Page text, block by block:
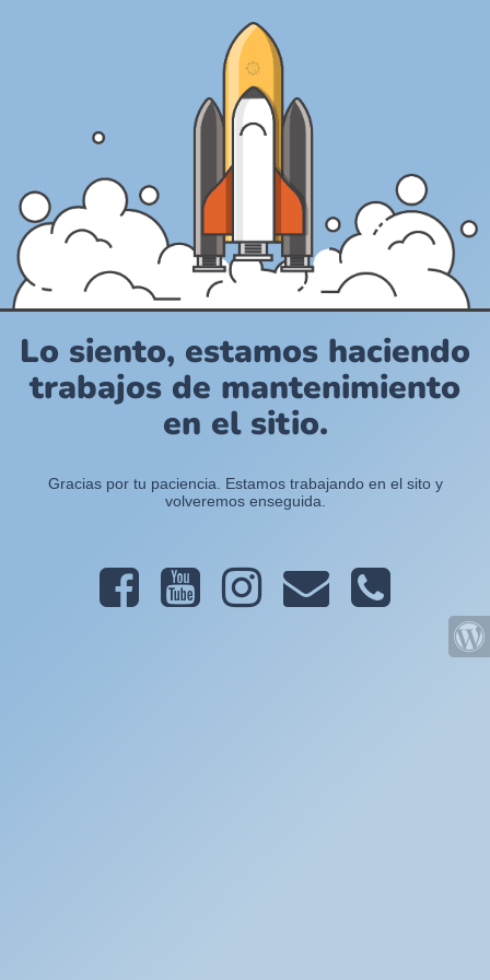
Lo siento, estamos haciendo
trabajos de mantenimiento
en el sitio.
Gracias por tu paciencia. Estamos trabajando en el sito y
volveremos enseguida.